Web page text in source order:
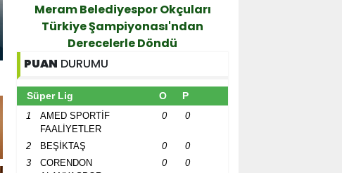
4. Konya GastroFest 3-6
Tutkunlarını
Meram Belediyespor Okçuları
Türkiye Şampiyonası'ndan
Derecelerle Döndü
PUAN DURUMU
Süper Lig O P
1
AMED SPORTİF
FAALİYETLER
0 0
2 BEŞİKTAŞ 0
0
3
CORENDON
0 0